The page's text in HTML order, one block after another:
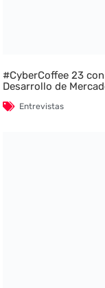
#CyberCoffee 23
Desarrollo de
Entrevistas